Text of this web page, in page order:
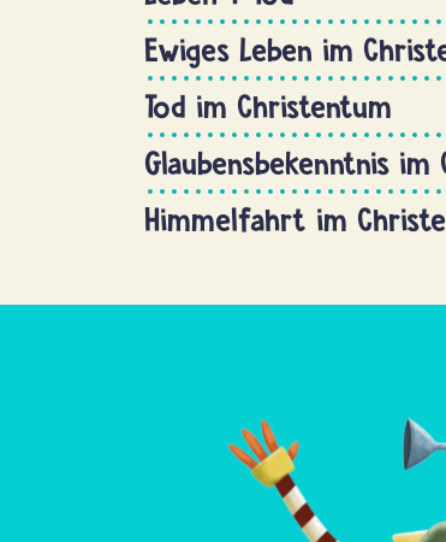
Ewiges Leben im
Tod im Christentum
Glaubensbekenntnis
Himmelfahrt im